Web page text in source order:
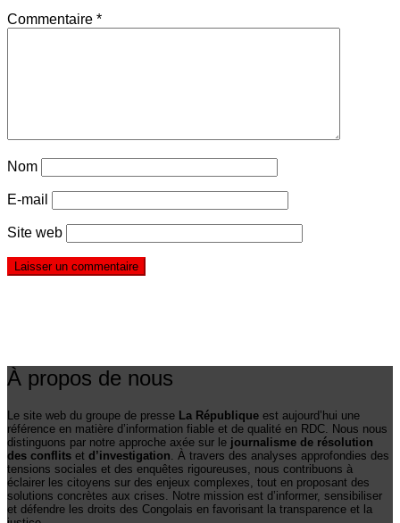
Commentaire *
Nom
E-mail
Site web
À propos de nous
Le site web du groupe de presse La République est aujourd’hui une
référence en matière d’information fiable et de qualité en RDC. Nous nous
distinguons par notre approche axée sur le journalisme de résolution
des conflits et d’investigation. À travers des analyses approfondies des
tensions sociales et des enquêtes rigoureuses, nous contribuons à
éclairer les citoyens sur des enjeux complexes, tout en proposant des
solutions concrètes aux crises. Notre mission est d’informer, sensibiliser
et défendre les droits des Congolais en favorisant la transparence et la